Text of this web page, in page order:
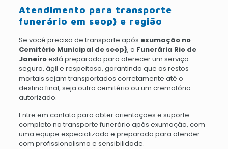
Atendimento para transporte
funerário em seop} e região
Se você precisa de transporte após exumação no
Cemitério Municipal de seop}, a Funerária Rio de
Janeiroestá preparada para oferecer um serviço
seguro, ágil e respeitoso, garantindo que os restos
mortais sejam transportados corretamente até o
destino final, seja outro cemitério ou um crematório
autorizado.
Entre em contato para obter orientações e suporte
completo no transporte funerário após exumação, com
uma equipe especializada e preparada para atender
com profissionalismo e sensibilidade.